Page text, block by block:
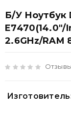
Б/У Ноутбук
E7470(14.0"/
2.6GHz/RAM